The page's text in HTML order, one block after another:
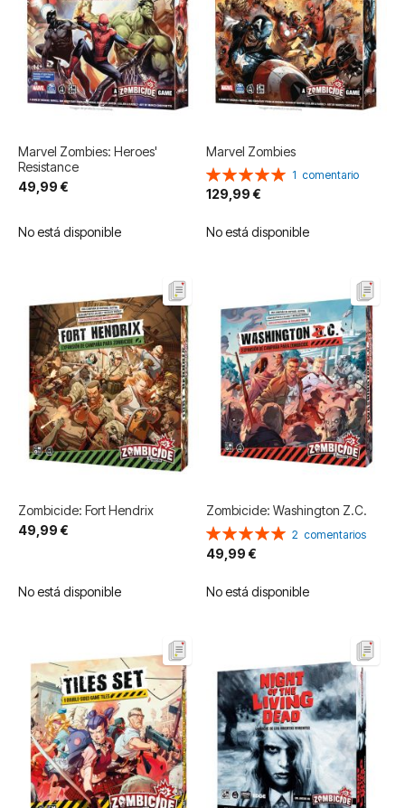
Marvel Zombies: Heroes'
Resistance
49,99 €
No está disponible
Marvel Zombies
Valoración:
100%
1 comentario
129,99 €
No está disponible
Zombicide: Fort Hendrix
49,99 €
No está disponible
Zombicide: Washington Z.C.
Valoración:
100%
2 comentarios
49,99 €
No está disponible